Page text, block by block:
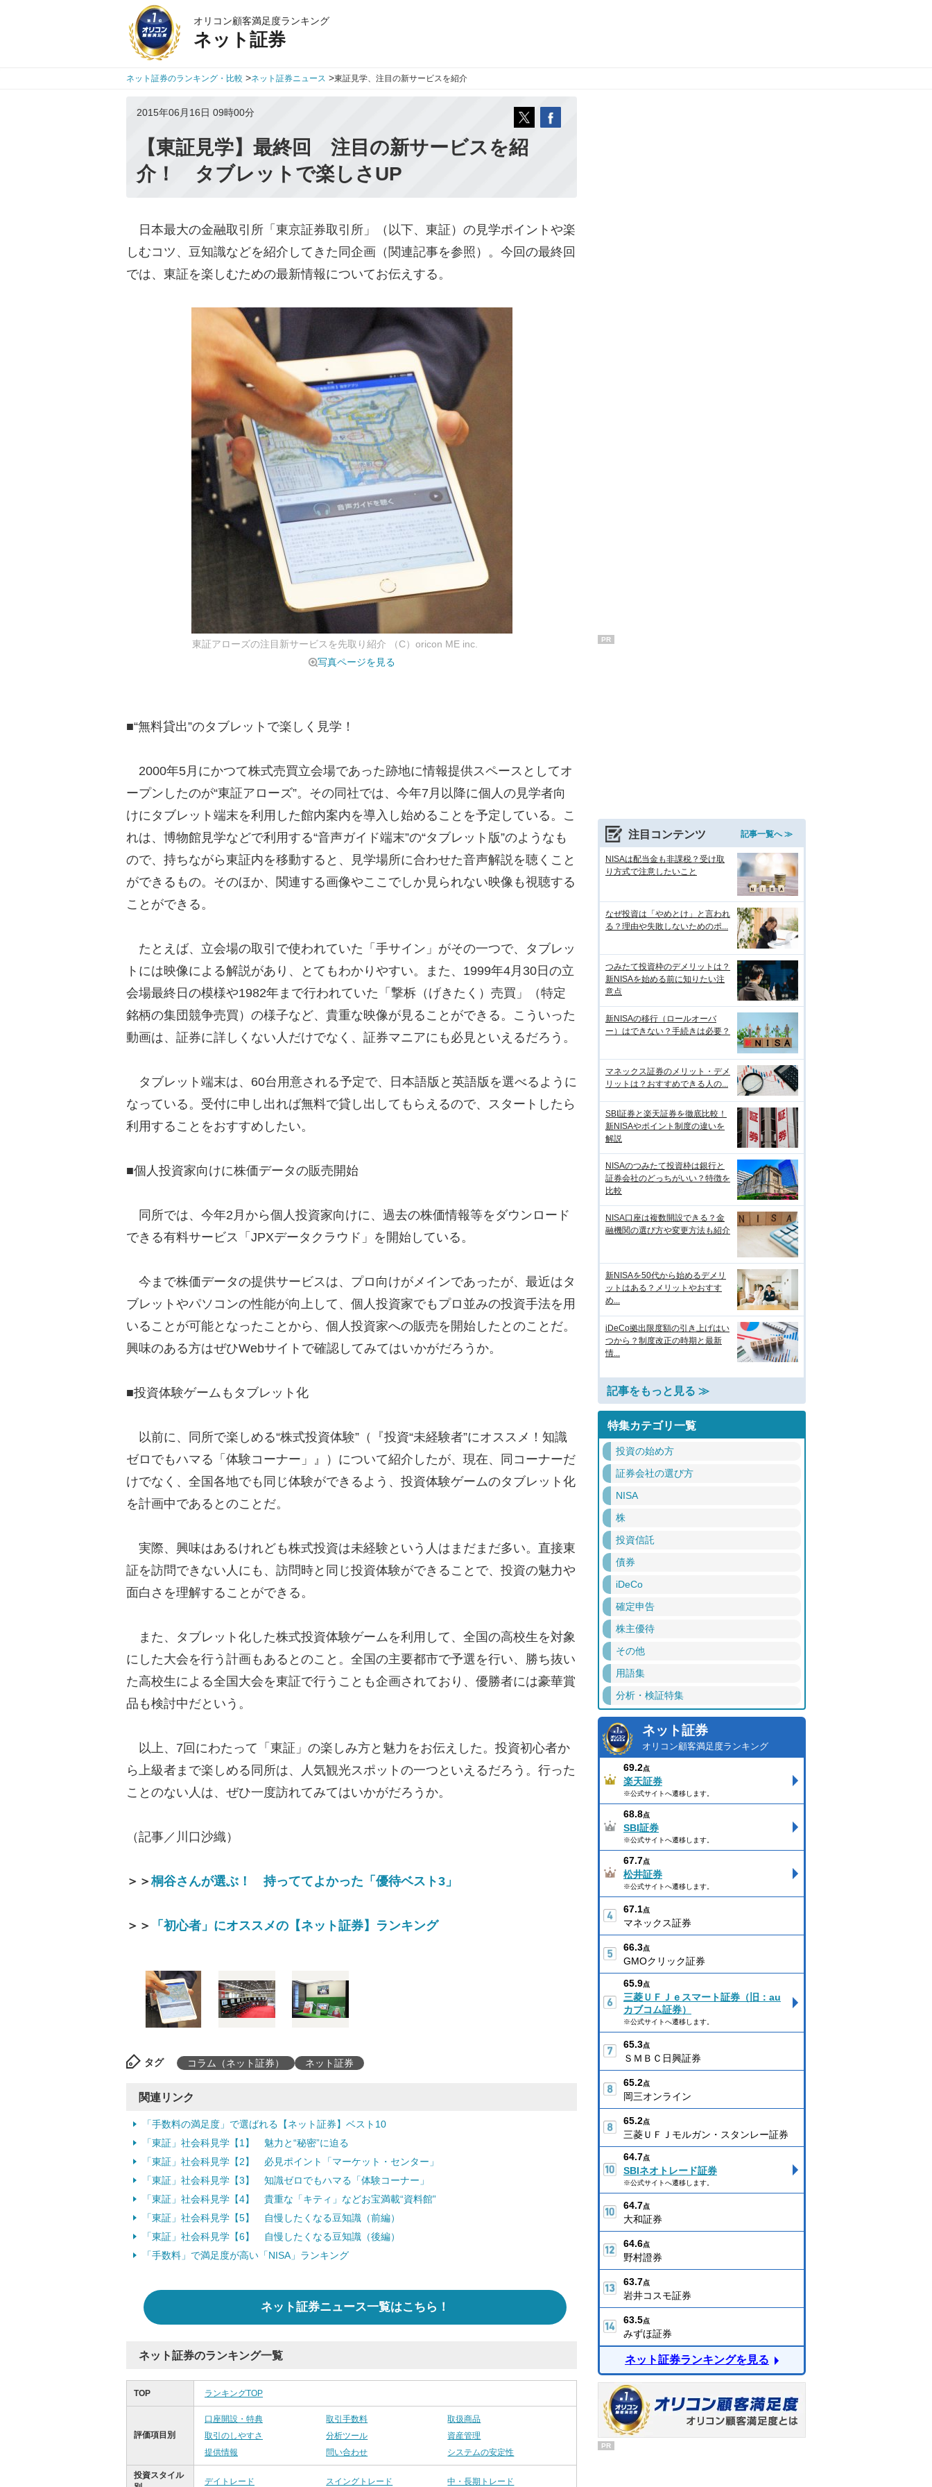
オリコン顧客満足度ランキング
ネット証券
ネット証券のランキング・比較 >ネット証券ニュース >東証見学、注目の新サービスを紹介
2015年06月16日 09時00分
【東証見学】最終回 注目の新サービスを紹
介！ タブレットで楽しさUP
日本最大の金融取引所「東京証券取引所」（以下、東証）の見学ポイントや楽
しむコツ、豆知識などを紹介してきた同企画（関連記事を参照）。今回の最終回
では、東証を楽しむための最新情報についてお伝えする。
東証アローズの注目新サービスを先取り紹介 （C）oricon ME inc.
写真ページを見る
■“無料貸出”のタブレットで楽しく見学！
2000年5月にかつて株式売買立会場であった跡地に情報提供スペースとしてオ
ープンしたのが“東証アローズ”。その同社では、今年7月以降に個人の見学者向
けにタブレット端末を利用した館内案内を導入し始めることを予定している。こ
れは、博物館見学などで利用する“音声ガイド端末”の“タブレット版”のようなも
ので、持ちながら東証内を移動すると、見学場所に合わせた音声解説を聴くこと
ができるもの。そのほか、関連する画像やここでしか見られない映像も視聴する
ことができる。
たとえば、立会場の取引で使われていた「手サイン」がその一つで、タブレッ
トには映像による解説があり、とてもわかりやすい。また、1999年4月30日の立
会場最終日の模様や1982年まで行われていた「撃柝（げきたく）売買」（特定
銘柄の集団競争売買）の様子など、貴重な映像が見ることができる。こういった
動画は、証券に詳しくない人だけでなく、証券マニアにも必見といえるだろう。
タブレット端末は、60台用意される予定で、日本語版と英語版を選べるように
なっている。受付に申し出れば無料で貸し出してもらえるので、スタートしたら
利用することをおすすめしたい。
■個人投資家向けに株価データの販売開始
同所では、今年2月から個人投資家向けに、過去の株価情報等をダウンロード
できる有料サービス「JPXデータクラウド」を開始している。
今まで株価データの提供サービスは、プロ向けがメインであったが、最近はタ
ブレットやパソコンの性能が向上して、個人投資家でもプロ並みの投資手法を用
いることが可能となったことから、個人投資家への販売を開始したとのことだ。
興味のある方はぜひWebサイトで確認してみてはいかがだろうか。
■投資体験ゲームもタブレット化
以前に、同所で楽しめる“株式投資体験”（『投資“未経験者”にオススメ！知識
ゼロでもハマる「体験コーナー」』）について紹介したが、現在、同コーナーだ
けでなく、全国各地でも同じ体験ができるよう、投資体験ゲームのタブレット化
を計画中であるとのことだ。
実際、興味はあるけれども株式投資は未経験という人はまだまだ多い。直接東
証を訪問できない人にも、訪問時と同じ投資体験ができることで、投資の魅力や
面白さを理解することができる。
また、タブレット化した株式投資体験ゲームを利用して、全国の高校生を対象
にした大会を行う計画もあるとのこと。全国の主要都市で予選を行い、勝ち抜い
た高校生による全国大会を東証で行うことも企画されており、優勝者には豪華賞
品も検討中だという。
以上、7回にわたって「東証」の楽しみ方と魅力をお伝えした。投資初心者か
ら上級者まで楽しめる同所は、人気観光スポットの一つといえるだろう。行った
ことのない人は、ぜひ一度訪れてみてはいかがだろうか。
（記事／川口沙織）
＞＞桐谷さんが選ぶ！ 持っててよかった「優待ベスト3」
＞＞ 「初心者」にオススメの【ネット証券】ランキング
タグ コラム（ネット証券） ネット証券
関連リンク
「手数料の満足度」で選ばれる【ネット証券】ベスト10
「東証」社会科見学【1】 魅力と“秘密”に迫る
「東証」社会科見学【2】 必見ポイント「マーケット・センター」
「東証」社会科見学【3】 知識ゼロでもハマる「体験コーナー」
「東証」社会科見学【4】 貴重な「キティ」などお宝満載“資料館”
「東証」社会科見学【5】 自慢したくなる豆知識（前編）
「東証」社会科見学【6】 自慢したくなる豆知識（後編）
「手数料」で満足度が高い「NISA」ランキング
ネット証券ニュース一覧はこちら！
ネット証券のランキング一覧
TOP ランキングTOP
評価項目別
口座開設・特典 取引手数料
取扱商品
取引のしやすさ
分析ツール
資産管理
提供情報
問い合わせ システムの安定性
投資スタイル
デイトレード スイングトレード 中・長期トレード
PR
注目コンテンツ 記事一覧へ ≫
NISAは配当金も非課税？受け取
り方式で注意したいこと
なぜ投資は「やめとけ」と言われ
る？理由や失敗しないためのポ...
つみたて投資枠のデメリットは？
新NISAを始める前に知りたい注
意点
新NISAの移行（ロールオーバ
ー）はできない？手続きは必要？
マネックス証券のメリット・デメ
リットは？おすすめできる人の...
SBI証券と楽天証券を徹底比較！
新NISAやポイント制度の違いを
解説
NISAのつみたて投資枠は銀行と
証券会社のどっちがいい？特徴を
比較
NISA口座は複数開設できる？金
融機関の選び方や変更方法も紹介
新NISAを50代から始めるデメリ
ットはある？メリットやおすす
め...
iDeCo拠出限度額の引き上げはい
つから？制度改正の時期と最新
情...
記事をもっと見る ≫
特集カテゴリ一覧
投資の始め方
証券会社の選び方
NISA
株
投資信託
債券
iDeCo
確定申告
株主優待
その他
用語集
分析・検証特集
ネット証券
オリコン顧客満足度ランキング
69.2点
楽天証券
※公式サイトへ遷移します。
68.8点
SBI証券
※公式サイトへ遷移します。
67.7点
松井証券
※公式サイトへ遷移します。
67.1点
マネックス証券
66.3点
GMOクリック証券
65.9点
三菱ＵＦＪｅスマート証券（旧：au
カブコム証券）
※公式サイトへ遷移します。
65.3点
ＳＭＢＣ日興証券
65.2点
岡三オンライン
65.2点
三菱ＵＦＪモルガン・スタンレー証券
64.7点
SBIネオトレード証券
※公式サイトへ遷移します。
64.7点
大和証券
64.6点
野村證券
63.7点
岩井コスモ証券
63.5点
みずほ証券
ネット証券ランキングを見る
PR